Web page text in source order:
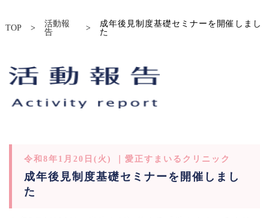
TOP >
活動報
告
>
成年後見制度基礎セミナーを開催しまし
た
令和8年1月20日(火) ｜愛正すまいるクリニック
成年後見制度基礎セミナーを開催しまし
た